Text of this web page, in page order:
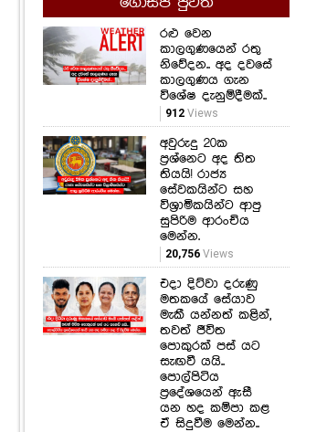
රළු වෙන
කාලගුණයෙන් රතු
නිවේදන.. අද දවසේ
කාලගුණය ගැන
විශේෂ දැනුම්දීමක්..
912Views
අවුරුදු 20ක
ප්‍රශ්නෙට අද තිත
තියයි! රාජ්‍ය
සේවකයින්ට සහ
විශ්‍රාමිකයින්ට ආපු
සුපිරිම ආරංචිය
මෙන්න.
20,756Views
එදා දිට්වා දරුණු
මතකයේ සේයාව
මැකී යන්නත් කළින්,
තවත් ජීවිත
පොකුරක් පස් යට
සැඟවී යයි..
පොල්පිටිය
ප්‍රදේශයෙන් ඇසී
යන හද කම්පා කළ
ඒ සිදුවීම මෙන්න..